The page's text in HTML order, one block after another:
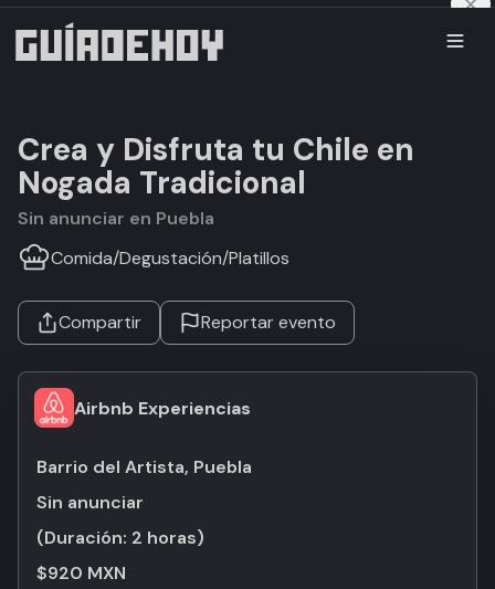
Crea y Disfruta tu Chile en
Nogada Tradicional
Sin anunciar en Puebla
Comida/Degustación/Platillos
Compartir Reportar evento
Airbnb Experiencias
Barrio del Artista, Puebla
Sin anunciar
(Duración: 2 horas)
$920 MXN